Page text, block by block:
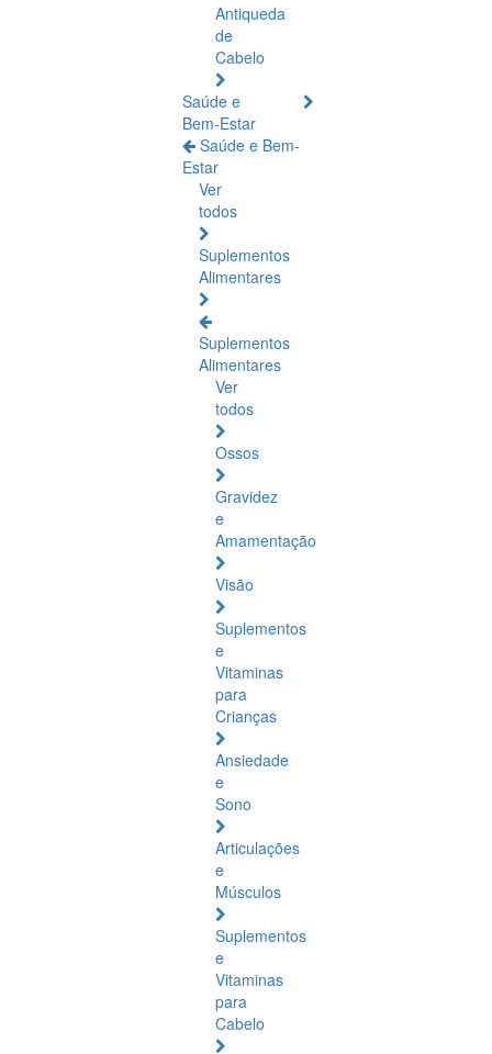
Antiqueda
de
Cabelo
Saúde e
Bem-Estar
Saúde e Bem-
Estar
Ver
todos
Suplementos
Alimentares
Suplementos
Alimentares
Ver
todos
Ossos
Gravidez
e
Amamentação
Visão
Suplementos
e
Vitaminas
para
Crianças
Ansiedade
e
Sono
Articulações
e
Músculos
Suplementos
e
Vitaminas
para
Cabelo